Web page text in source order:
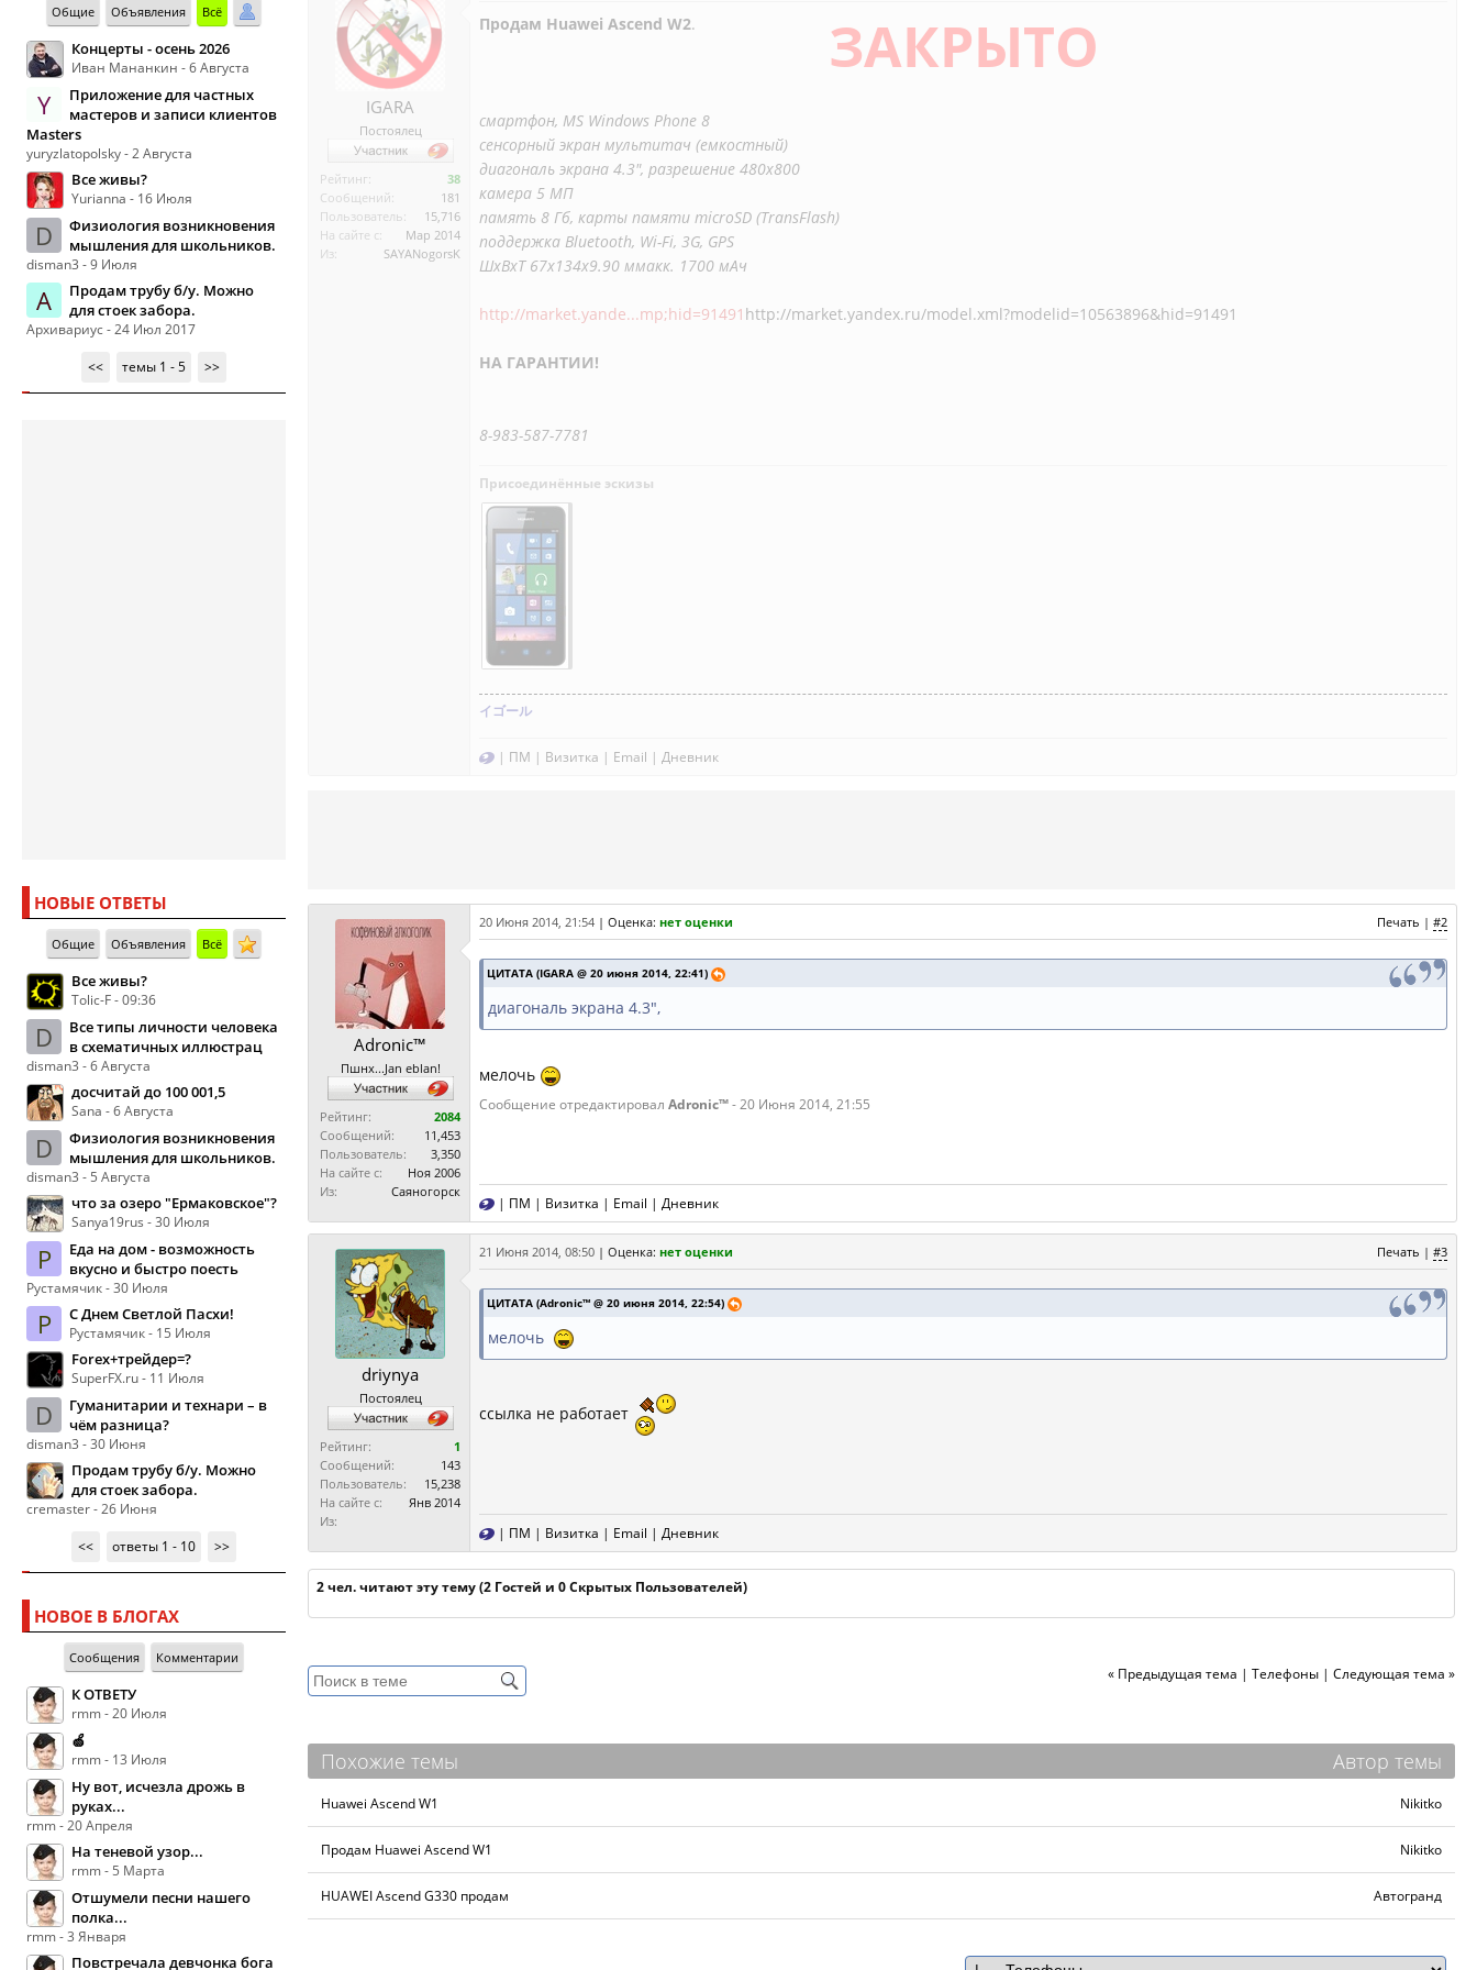
Общие Объявления Всё
Концерты - осень 2026
Иван Мананкин - 6 Августа
Y
Приложение для частных
мастеров и записи клиентов
Masters
yuryzlatopolsky - 2 Августа
Все живы?
Yurianna - 16 Июля
D
Физиология возникновения
мышления для школьников.
disman3 - 9 Июля
А
Продам трубу б/у. Можно
для стоек забора.
Архивариус - 24 Июл 2017
<<
темы 1 - 5 >>
НОВЫЕ ОТВЕТЫ
Общие Объявления Всё
Все живы?
Tolic-F - 09:36
D
Все типы личности человека
в схематичных иллюстрац
disman3 - 6 Августа
досчитай до 100 001,5
Sana - 6 Августа
D
Физиология возникновения
мышления для школьников.
disman3 - 5 Августа
что за озеро "Ермаковское"?
Sanya19rus - 30 Июля
Р
Еда на дом - возможность
вкусно и быстро поесть
Рустамячик - 30 Июля
Р С Днем Светлой Пасхи!
Рустамячик - 15 Июля
Forex+трейдер=?
SuperFX.ru - 11 Июля
D
Гуманитарии и технари – в
чём разница?
disman3 - 30 Июня
Продам трубу б/у. Можно
для стоек забора.
cremaster - 26 Июня
<<
ответы 1 - 10 >>
НОВОЕ В БЛОГАХ
Сообщения Комментарии
К ОТВЕТУ
rmm - 20 Июля
🍏
rmm - 13 Июля
Ну вот, исчезла дрожь в
руках...
rmm - 20 Апреля
На теневой узор...
rmm - 5 Марта
Отшумели песни нашего
полка...
rmm - 3 Января
Повстречала девчонка бога
IGARA
Постоялец
Рейтинг:
38
Сообщений:
181
Пользователь:
15,716
На сайте с:
Мар 2014
Из:
SAYANogorsK
ЗАКРЫТО
Продам Huawei Ascend W2.
смартфон, MS Windows Phone 8
сенсорный экран мультитач (емкостный)
диагональ экрана 4.3", разрешение 480x800
камера 5 МП
память 8 Гб, карты памяти microSD (TransFlash)
поддержка Bluetooth, Wi-Fi, 3G, GPS
ШxВxТ 67x134x9.90 ммакк. 1700 мАч
http://market.yande...mp;hid=91491 http://market.yandex.ru/model.xml?modelid=10563896&hid=91491
НА ГАРАНТИИ!
8-983-587-7781
Присоединённые эскизы
イゴール
| ПМ | Визитка | Email | Дневник
Adronic™
Пшнх...Jan eblan!
Рейтинг:
2084
Сообщений:
11,453
Пользователь:
3,350
На сайте с:
Ноя 2006
Из:
Саяногорск
Печать | #2
20 Июня 2014, 21:54 | Оценка: нет оценки
ЦИТАТА (IGARA @ 20 июня 2014, 22:41)
диагональ экрана 4.3",
мелочь
Сообщение отредактировал Adronic™- 20 Июня 2014, 21:55
| ПМ | Визитка | Email | Дневник
driynya
Постоялец
Рейтинг:
1
Сообщений:
143
Пользователь:
15,238
На сайте с:
Янв 2014
Из:
Печать | #3
21 Июня 2014, 08:50 | Оценка: нет оценки
ЦИТАТА (Adronic™ @ 20 июня 2014, 22:54)
мелочь
ссылка не работает
| ПМ | Визитка | Email | Дневник
2 чел. читают эту тему (2 Гостей и 0 Скрытых Пользователей)
« Предыдущая тема | Телефоны | Следующая тема »
Похожие темы Автор темы
Huawei Ascend W1 Nikitko
Продам Huawei Ascend W1 Nikitko
HUAWEI Ascend G330 продам Автогранд